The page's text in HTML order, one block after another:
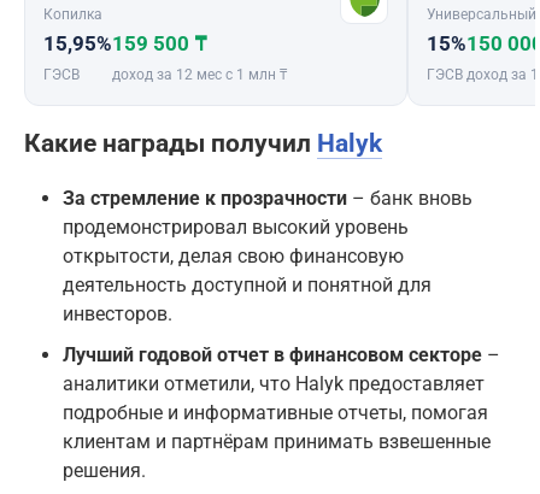
Копилка
15,95%
ГЭСВ
159 500 ₸
доход за 12 мес с 1 млн ₸
Универсальный
15%
ГЭСВ
150
доход за
Какие награды получил Halyk
За стремление к прозрачности – банк вновь
продемонстрировал высокий уровень
открытости, делая свою финансовую
деятельность доступной и понятной для
инвесторов.
Лучший годовой отчет в финансовом секторе –
аналитики отметили, что Halyk предоставляет
подробные и информативные отчеты, помогая
клиентам и партнёрам принимать взвешенные
решения.